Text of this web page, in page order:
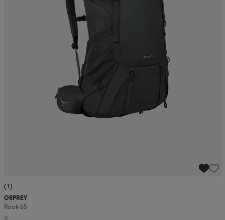
(1)
OSPREY
Rook 65